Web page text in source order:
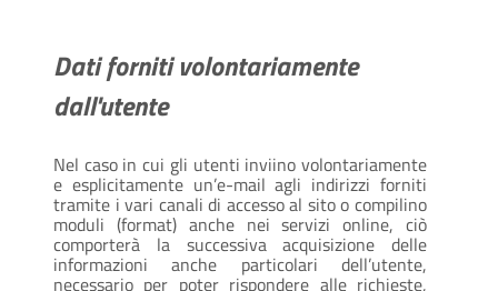
Dati forniti volontariamente
dall'utente
Nel caso in cui gli utenti inviino volontariamente
e esplicitamente un’e-mail agli indirizzi forniti
tramite i vari canali di accesso al sito o compilino
moduli (format) anche nei servizi online, ciò
comporterà la successiva acquisizione delle
informazioni anche particolari dell’utente,
necessario per poter rispondere alle richieste,